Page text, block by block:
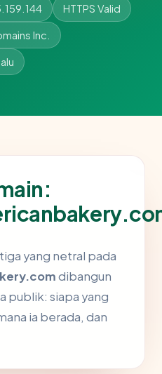
HTTPS Valid
Inc.
yang netral pada
dibangun
publik: siapa yang
ia berada, dan